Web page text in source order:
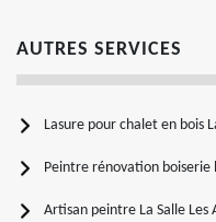
AUTRES SERVICES
Lasure pour chalet en bois
Peintre rénovation boiserie
Artisan peintre La Salle Les